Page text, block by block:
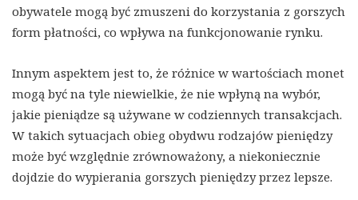
obywatele mogą być zmuszeni do korzystania z gorszych
form płatności, co wpływa na funkcjonowanie rynku.
Innym aspektem jest to, że różnice w wartościach monet
mogą być na tyle niewielkie, że nie wpłyną na wybór,
jakie pieniądze są używane w codziennych transakcjach.
W takich sytuacjach obieg obydwu rodzajów pieniędzy
może być względnie zrównoważony, a niekoniecznie
dojdzie do wypierania gorszych pieniędzy przez lepsze.